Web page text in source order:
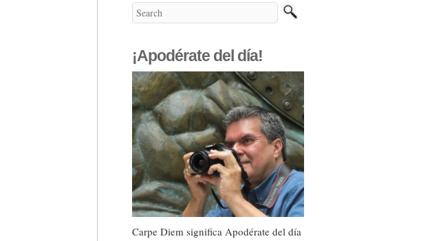
¡Apodérate del día!
Carpe Diem significa Apodérate del día